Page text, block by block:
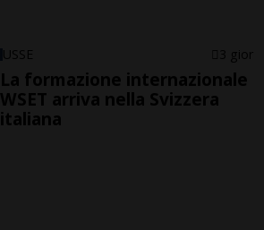
USSE 3 gior
La formazione internazionale
WSET arriva nella Svizzera
italiana